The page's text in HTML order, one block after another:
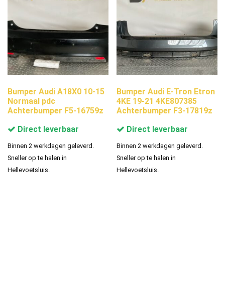
Bumper Audi A18X0 10-15
Normaal pdc
Achterbumper F5-16759z
Direct leverbaar
Binnen 2 werkdagen geleverd.
Sneller op te halen in
Hellevoetsluis.
Bumper Audi E-Tron Etron
4KE 19-21 4KE807385
Achterbumper F3-17819z
Direct leverbaar
Binnen 2 werkdagen geleverd.
Sneller op te halen in
Hellevoetsluis.